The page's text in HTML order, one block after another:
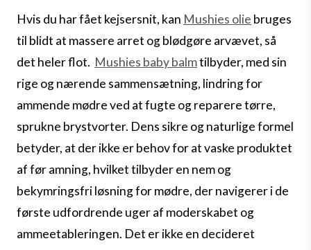
Hvis du har fået kejsersnit, kan Mushies olie bruges
til blidt at massere arret og blødgøre arvævet, så
det heler flot. Mushies baby balmtilbyder, med sin
rige og nærende sammensætning, lindring for
ammende mødre ved at fugte og reparere tørre,
sprukne brystvorter. Dens sikre og naturlige formel
betyder, at der ikke er behov for at vaske produktet
af før amning, hvilket tilbyder en nem og
bekymringsfri løsning for mødre, der navigerer i de
første udfordrende uger af moderskabet og
ammeetableringen. Det er ikke en decideret